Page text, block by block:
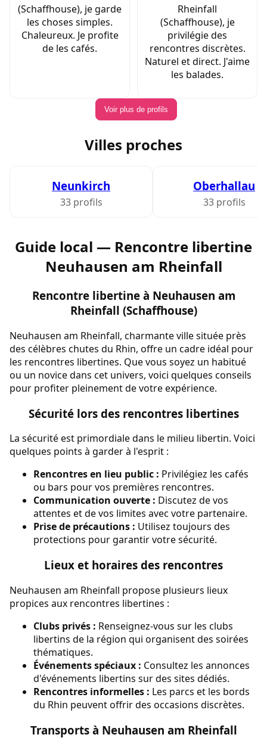
(Schaffhouse), je garde
les choses simples.
Chaleureux. Je profite
de les cafés.
Rheinfall
(Schaffhouse), je
privilégie des
rencontres discrètes.
Naturel et direct. J'aime
les balades.
Voir plus de profils
Villes proches
Neunkirch
33 profils
Oberhallau
33 profils
Guide local — Rencontre libertine
Neuhausen am Rheinfall
Rencontre libertine à Neuhausen am
Rheinfall (Schaffhouse)
Neuhausen am Rheinfall, charmante ville située près
des célèbres chutes du Rhin, offre un cadre idéal pour
les rencontres libertines. Que vous soyez un habitué
ou un novice dans cet univers, voici quelques conseils
pour profiter pleinement de votre expérience.
Sécurité lors des rencontres libertines
La sécurité est primordiale dans le milieu libertin. Voici
quelques points à garder à l'esprit :
Rencontres en lieu public : Privilégiez les cafés
ou bars pour vos premières rencontres.
Communication ouverte : Discutez de vos
attentes et de vos limites avec votre partenaire.
Prise de précautions : Utilisez toujours des
protections pour garantir votre sécurité.
Lieux et horaires des rencontres
Neuhausen am Rheinfall propose plusieurs lieux
propices aux rencontres libertines :
Clubs privés : Renseignez-vous sur les clubs
libertins de la région qui organisent des soirées
thématiques.
Événements spéciaux : Consultez les annonces
d'événements libertins sur des sites dédiés.
Rencontres informelles : Les parcs et les bords
du Rhin peuvent offrir des occasions discrètes.
Transports à Neuhausen am Rheinfall